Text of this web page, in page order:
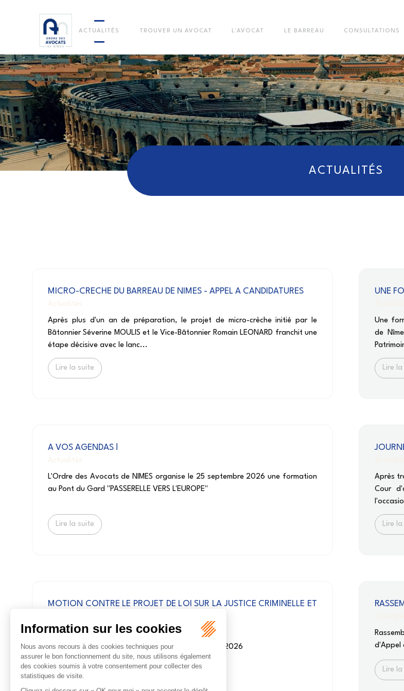
ACTUALITÉS TROUVER UN AVOCAT L'AVOCAT LE BARREAU CONSULTATIONS
ACTUALITÉS
Vous êtes ici : Actualités Tous les
MICRO-CRECHE DU BARREAU DE NIMES - APPEL A CANDIDATURES
Actualités
Après plus d'un an de préparation, le projet de micro-crèche initié par le
Bâtonnier Séverine MOULIS et le Vice-Bâtonnier Romain LEONARD franchit une
étape décisive avec le lanc...
Lire la suite
UNE
Une
de
Lire
A VOS AGENDAS !
Actualités
L'Ordre des Avocats de NIMES organise le 25 septembre 2026 une formation
au Pont du Gard "PASSERELLE VERS L'EUROPE"
Lire la suite
Après
Cour
Lire
MOTION CONTRE LE PROJET DE LOI SUR LA JUSTICE CRIMINELLE ET
Actualités
Motion de l'Ordre des Avocats de NIMES du 29 juin 2026
Lire la suite
d'Appel
Lire